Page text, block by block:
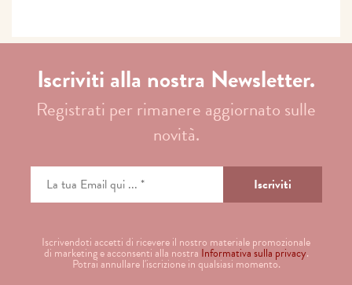
Iscriviti alla nostra Newsletter.
Registrati per rimanere aggiornato sulle
novità.
Iscrivendoti accetti di ricevere il nostro materiale promozionale
di marketing e acconsenti alla nostra Informativa sulla privacy.
Potrai annullare l'iscrizione in qualsiasi momento.